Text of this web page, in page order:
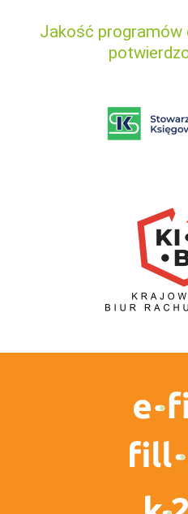
Jakość programów